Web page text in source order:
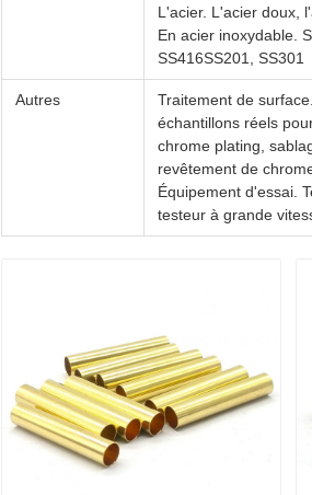
L'acier. L'acier doux,
En acier inoxydable.
SS416SS201, SS301
Autres
Traitement de
échantillons réels
chrome plating,
revêtement de
Équipement d'essai.
testeur à grande